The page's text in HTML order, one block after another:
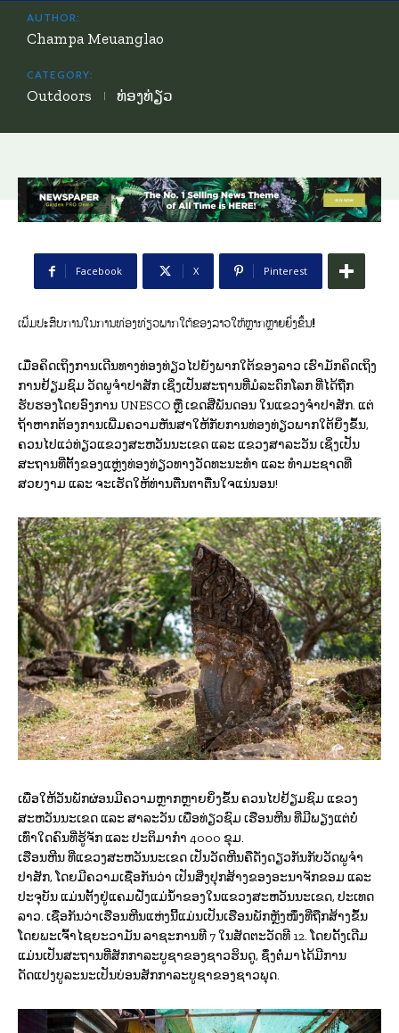
AUTHOR:
Champa Meuanglao
CATEGORY:
Outdoors ທ່ອງທ່ຽວ
Facebook X Pinterest
ເພີ່ມປະສົບການໃນການທ່ອງທ່ຽວພາກໃຕ້ຂອງລາວໃຫ້ຫຼາກຫຼາຍຍິ່ງຂຶ້ນ!
ເມື່ອຄິດເຖິງການເດີນທາງທ່ອງທ່ຽວໄປຍັງພາກໃຕ້ຂອງລາວ ເຮົາມັກຄິດເຖິງ
ການຢ້ຽມຊົມ ວັດພູຈໍາປາສັກ ເຊິ່ງເປັນສະຖານທີ່ມໍລະດົກໂລກ ທີ່ໄດ້ຖືກ
ຮັບຮອງໂດຍອົງການ UNESCO ຫຼື ເຂດສີ່ພັນດອນ ໃນແຂວງຈໍາປາສັກ. ແຕ່
ຖ້າຫາກຕ້ອງການເພີ່ມຄວາມຫັນສາໃຫ້ກັບການທ່ອງທ່ຽວພາກໃຕ້ຍິ່ງຂຶ້ນ,
ຄວນໄປແວ່ທ່ຽວແຂວງສະຫວັນນະເຂດ ແລະ ແຂວງສາລະວັນ ເຊິ່ງເປັນ
ສະຖານທີ່ຕັ້ງຂອງແຫຼ່ງທ່ອງທ່ຽວທາງວັດທະນະທຳ ແລະ ທຳມະຊາດທີ່
ສວຍງາມ ແລະ ຈະເຮັດໃຫ້ທ່ານຕື່ນຕາຕື່ນໃຈແນ່ນອນ!
ເພື່ອໃຫ້ວັນພັກຜ່ອນມີຄວາມຫຼາກຫຼາຍຍິ່ງຂຶ້ນ ຄວນໄປຢ້ຽມຊົມ ແຂວງ
ສະຫວັນນະເຂດ ແລະ ສາລະວັນ ເພື່ອທ່ຽວຊົມ ເຮືອນຫີນ ທີ່ມີພຽງແຕ່ບໍ່
ເທົ່າໃດຄົນທີ່ຮູ້ຈັກ ແລະ ປະຕິມາກຳ 4000 ຂຸມ.
ເຮືອນຫີນ ທີ່ແຂວງສະຫວັນນະເຂດ ເປັນວັດຫີນຄືດັ່ງດຽວກັນກັບວັດພູຈຳ
ປາສັກ, ໂດຍມີຄວາມເຊື່ອກັນວ່າ ເປັນສິ່ງປຸກສ້າງຂອງອະນາຈັກຂອມ ແລະ
ປະຈຸບັນ ແມ່ນຕັ້ງຢູ່ແຄມຝັ່ງແມ່ນໍ້າຂອງໃນແຂວງສະຫວັນນະເຂດ, ປະເທດ
ລາວ. ເຊື່ອກັນວ່າເຮືອນຫີນແຫ່ງນີ້ແມ່ນເປັນເຮືອນພັກຫຼັງໜຶ່ງທີ່ຖືກສ້າງຂຶ້ນ
ໂດຍພະເຈົ້າໄຊຍະວາມັນ ລາຊະການທີ 7 ໃນສັດຕະວັດທີ 12. ໂດຍດັ້ງເດີມ
ແມ່ນເປັນສະຖານທີ່ສັກກາລະບູຊາຂອງຊາວຮິນດູ, ຊຶ່ງຕໍ່ມາໄດ້ມີການ
ດັດແປງບູລະນະເປັນບ່ອນສັກກາລະບູຊາຂອງຊາວພຸດ.